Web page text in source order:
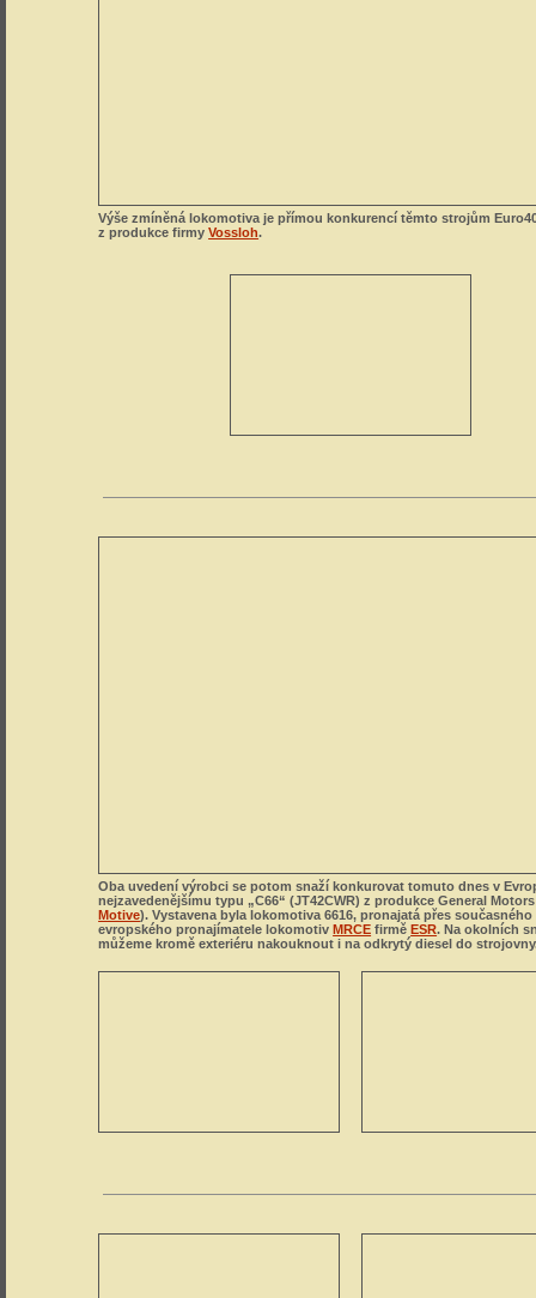
Výše zmíněná lokomotiva je přímou konkurencí těmto strojům
z produkce firmyVossloh.
Oba uvedení výrobci se potom snaží konkurovat tomuto dnes v
nejzavedenějšímu typu „C66“ (JT42CWR) z produkce General
Motive). Vystavena byla lokomotiva 6616, pronajatá přes
evropského pronajímatele lokomotivMRCE firměESR. Na okolních
můžeme kromě exteriéru nakouknout i na odkrytý diesel do